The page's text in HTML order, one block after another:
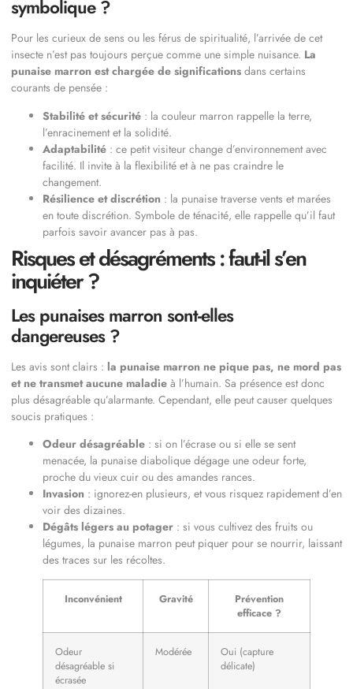
symbolique ?
Pour les curieux de sens ou les férus de spiritualité, l’arrivée de cet
insecte n’est pas toujours perçue comme une simple nuisance. La
punaise marron est chargée de significations dans certains
courants de pensée :
Stabilité et sécurité : la couleur marron rappelle la terre,
l’enracinement et la solidité.
Adaptabilité : ce petit visiteur change d’environnement avec
facilité. Il invite à la flexibilité et à ne pas craindre le
changement.
Résilience et discrétion : la punaise traverse vents et marées
en toute discrétion. Symbole de ténacité, elle rappelle qu’il faut
parfois savoir avancer pas à pas.
Risques et désagréments : faut-il s’en
inquiéter ?
Les punaises marron sont-elles
dangereuses ?
Les avis sont clairs : la punaise marron ne pique pas, ne mord pas
et ne transmet aucune maladie à l’humain. Sa présence est donc
plus désagréable qu’alarmante. Cependant, elle peut causer quelques
soucis pratiques :
Odeur désagréable : si on l’écrase ou si elle se sent
menacée, la punaise diabolique dégage une odeur forte,
proche du vieux cuir ou des amandes rances.
Invasion : ignorez-en plusieurs, et vous risquez rapidement d’en
voir des dizaines.
Dégâts légers au potager : si vous cultivez des fruits ou
légumes, la punaise marron peut piquer pour se nourrir, laissant
des traces sur les récoltes.
Inconvénient Gravité
Prévention
efficace ?
Odeur
désagréable si
écrasée
Modérée
Oui (capture
délicate)